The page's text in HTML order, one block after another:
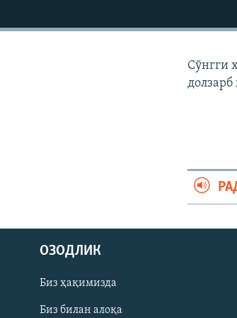
На русском
ИЖТИМОИЙ ТАРМОҚЛАР
Сўнгги
ОЗОДЛИК
Биз ҳақимизда
Биз билан алоқа